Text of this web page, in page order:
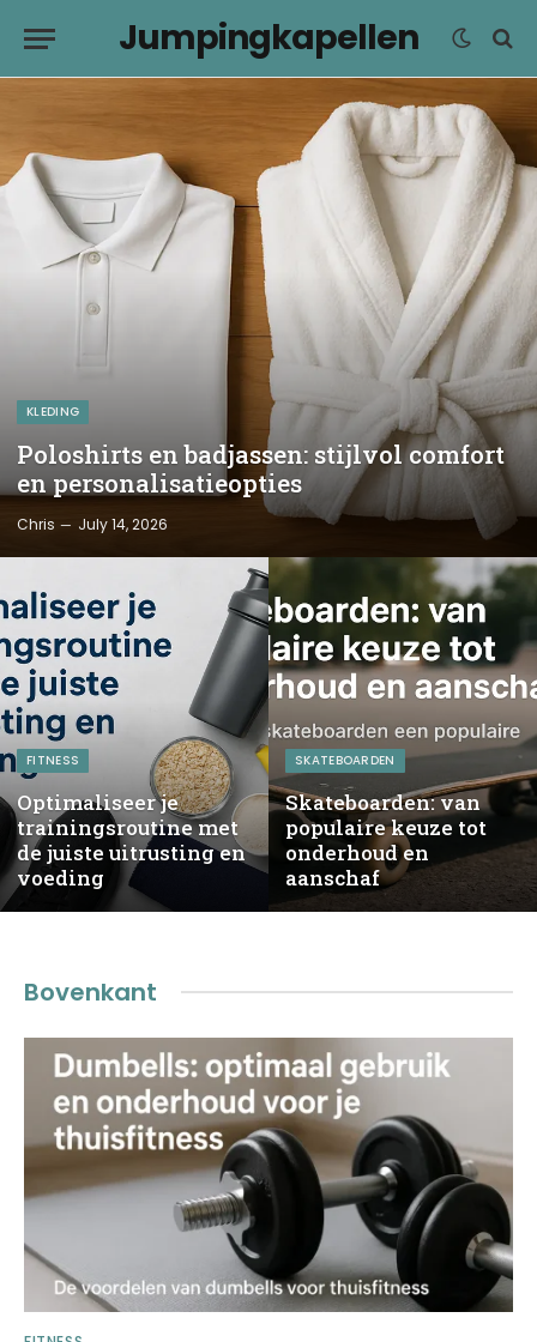
Jumpingkapellen
KLEDING
Poloshirts en badjassen: stijlvol comfort
en personalisatieopties
Chris July 14, 2026
FITNESS
Optimaliseer je
trainingsroutine met
de juiste uitrusting en
voeding
SKATEBOARDEN
Skateboarden: van
populaire keuze tot
onderhoud en
aanschaf
Bovenkant